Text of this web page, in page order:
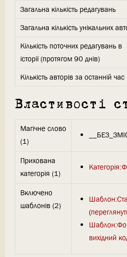
Загальна кількість редагувань
Загальна кількість унікальних
Кількість поточних редагувань в
історії (протягом 90 днів)
Кількість авторів за останній час
Властивості
Магічне слово
(1)
Прихована
категорія (1)
Включено
шаблонів (2)
(
вихідний